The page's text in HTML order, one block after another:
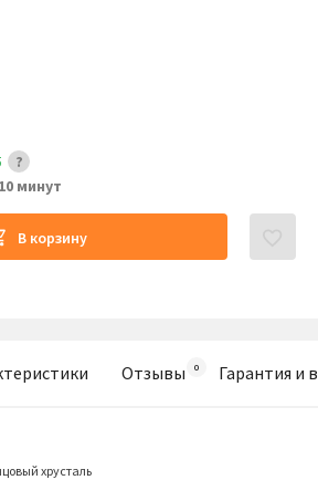
10 минут
В корзину
Отзывы Гарантия и
хрусталь